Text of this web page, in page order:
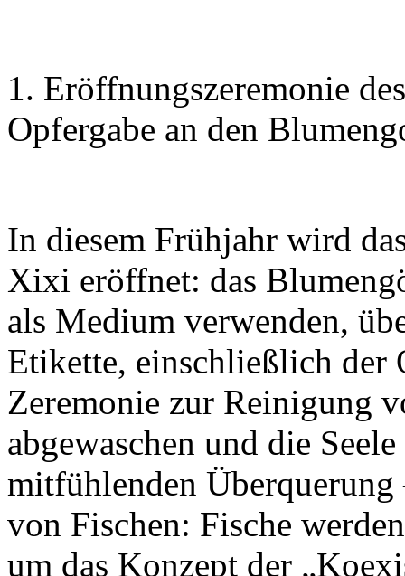
1. Eröffnungszeremonie
Opfergabe an den
In diesem Frühjahr wird
Xixi eröffnet: das
als Medium verwenden,
Etikette, einschließlich der
Zeremonie zur Reinigung
abgewaschen und die
mitfühlenden Überquerung
von Fischen: Fische
um das Konzept der